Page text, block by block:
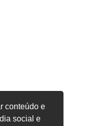
conteúdo e
social e